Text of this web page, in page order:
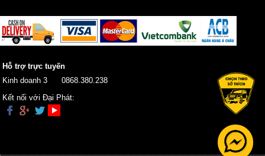
Hỗ trợ trực tuyến
Kinh doanh 3
0868.380.238
Kết nối với Đại Phát: